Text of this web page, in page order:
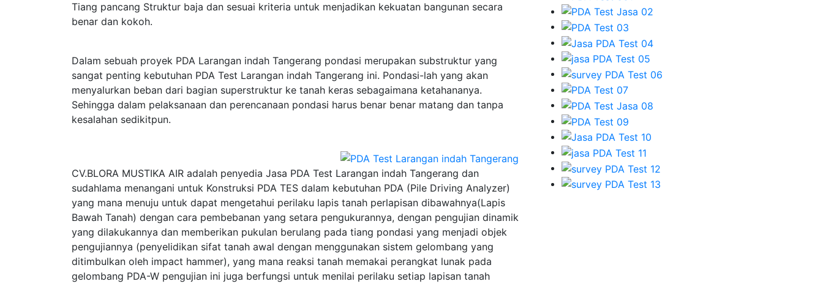
Tiang pancang Struktur baja dan sesuai kriteria untuk menjadikan kekuatan bangunan secara
benar dan kokoh.
Dalam sebuah proyek PDA Larangan indah Tangerang pondasi merupakan substruktur yang
sangat penting kebutuhan PDA Test Larangan indah Tangerang ini. Pondasi-lah yang akan
menyalurkan beban dari bagian superstruktur ke tanah keras sebagaimana ketahananya.
Sehingga dalam pelaksanaan dan perencanaan pondasi harus benar benar matang dan tanpa
kesalahan sedikitpun.
CV.BLORA MUSTIKA AIR adalah penyedia Jasa PDA Test Larangan indah Tangerang dan
sudahlama menangani untuk Konstruksi PDA TES dalam kebutuhan PDA (Pile Driving Analyzer)
yang mana menuju untuk dapat mengetahui perilaku lapis tanah perlapisan dibawahnya(Lapis
Bawah Tanah) dengan cara pembebanan yang setara pengukurannya, dengan pengujian dinamik
yang dilakukannya dan memberikan pukulan berulang pada tiang pondasi yang menjadi objek
pengujiannya (penyelidikan sifat tanah awal dengan menggunakan sistem gelombang yang
ditimbulkan oleh impact hammer), yang mana reaksi tanah memakai perangkat lunak pada
gelombang PDA-W pengujian ini juga berfungsi untuk menilai perilaku setiap lapisan tanah